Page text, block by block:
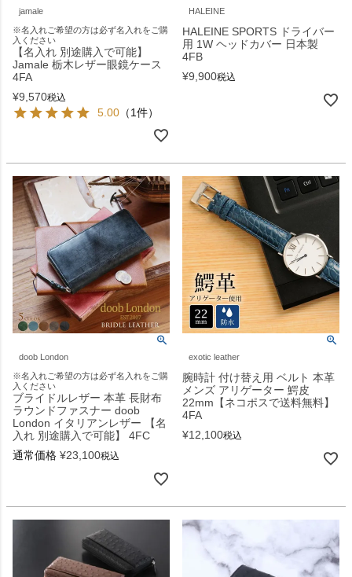
jamale
※名入れご希望の方は必ず名入れをご購
入ください
【名入れ 別途購入で可能】
Jamale 栃木レザー眼鏡ケース
4FA
¥9,570税込
5.00 （1件）
HALEINE
HALEINE SPORTS ドライバー
用 1W ヘッドカバー 日本製
4FB
¥9,900税込
doob London
※名入れご希望の方は必ず名入れをご購
入ください
ブライドルレザー 本革 長財布
ラウンドファスナー doob
London イタリアンレザー 【名
入れ 別途購入で可能】 4FC
通常価格 ¥23,100税込
exotic leather
腕時計 付け替え用 ベルト 本革
メンズ アリゲーター 鰐皮
22mm【ネコポスで送料無料】
4FA
¥12,100税込